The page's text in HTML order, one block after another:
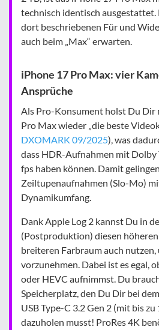
technisch identisch ausgestattet.
dort beschriebenen Für und
auch beim „Max“ erwarten.
iPhone 17 Pro Max: vier
Ansprüche
Als Pro-Konsument holst Du Dir
Pro Max wieder „die beste
DXOMARK 09/2025), was
dass HDR-Aufnahmen mit
fps haben können. Damit
Zeiltupenaufnahmen (Slo-Mo)
Dynamikumfang.
Dank Apple Log 2 kannst Du in
(Postproduktion) diesen
breiteren Farbraum auch
vorzunehmen. Dabei ist es egal,
oder HEVC aufnimmst. Du
Speicherplatz, den Du Dir bei
USB Type-C 3.2 Gen 2 (mit bis
dazuholen musst! ProRes 4K